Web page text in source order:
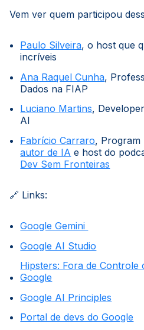
Vem ver quem participou
Paulo Silveira, o host que
incríveis
Ana Raquel Cunha,
Dados na FIAP
Luciano Martins,
AI
Fabrício Carraro, Program
autor de IA e host do
Dev Sem Fronteiras
🔗 Links:
Google Gemini
Google AI Studio
Hipsters: Fora de Controle
Google
Google AI Principles
Portal de devs do Google